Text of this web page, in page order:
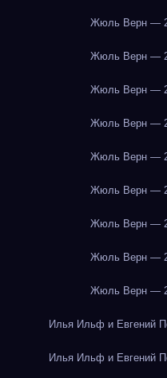
Жюль Верн —
Жюль Верн —
Жюль Верн —
Жюль Верн —
Жюль Верн —
Жюль Верн —
Жюль Верн —
Жюль Верн —
Жюль Верн —
Илья Ильф и Евгений
Илья Ильф и Евгений